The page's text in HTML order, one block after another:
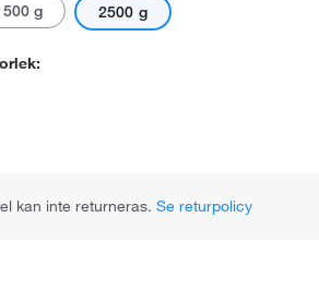
500 g 2500 g
kan inte returneras. Se returpolicy